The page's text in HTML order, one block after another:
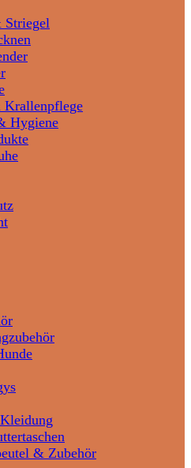
Striegel
Krallenpflege
Hygiene
& Zubehör